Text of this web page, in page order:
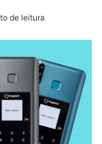
de leitura